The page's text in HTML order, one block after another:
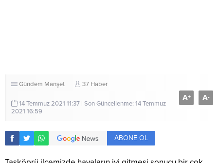
Gündem Manşet 37 Haber
14 Temmuz 2021 11:37 | Son Güncellenme: 14 Temmuz
2021 16:59
A+ A-
ABONE OL